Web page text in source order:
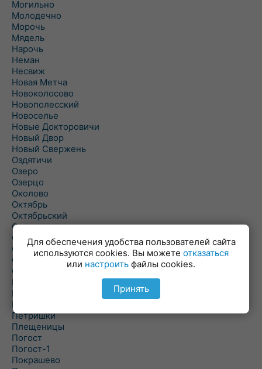
Могильно
Молодечно
Морочь
Мядель
Нарочь
Неман
Несвиж
Новая Метча
Новоколосово
Новополесский
Новоселье
Новые Докторовичи
Новый Двор
Новый Свержень
Оздятичи
Озеро
Озерцо
Околово
Октябрь
Октябрьский
Олехновичи
Омговичи
Оношки
Осовец
Острошицкий Городок
Пасека
Пастовичи
Першаи
Петришки
Плещеницы
Погост
Погост-1
Покрашево
Для обеспечения удобства пользователей сайта
используются cookies. Вы можете отказаться
или настроить файлы cookies.
Принять